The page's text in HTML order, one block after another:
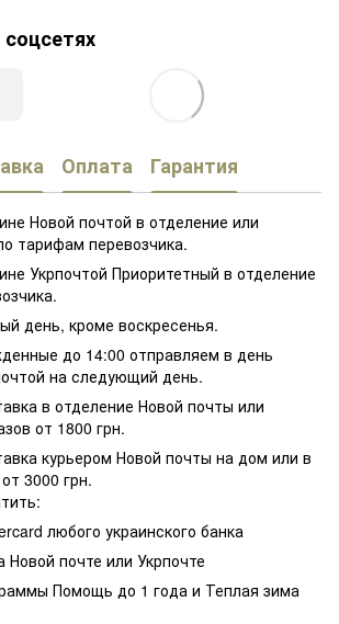
Оплата Гарантия
Новой почтой в отделение или
тарифам перевозчика.
Укрпочтой Приоритетный в отделение
день, кроме воскресенья.
до 14:00 отправляем в день
на следующий день.
в отделение Новой почты или
от 1800 грн.
курьером Новой почты на дом или в
3000 грн.
любого украинского банка
Новой почте или Укрпочте
Помощь до 1 года и Теплая зима